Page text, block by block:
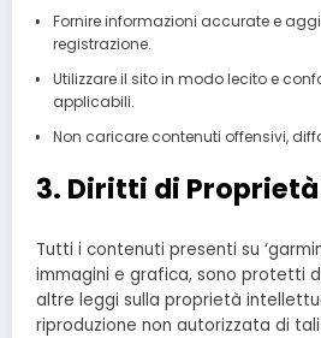
Fornire informazioni accurate e
registrazione.
Utilizzare il sito in modo lecito e
applicabili.
Non caricare contenuti offensivi,
3. Diritti di
Tutti i contenuti presenti su
immagini e grafica, sono protetti
altre leggi sulla proprietà
riproduzione non autorizzata di